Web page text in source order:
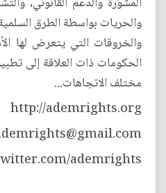
والحريات بواسطة الطرق
والخروقات التي يتعرض لها
الحكومات ذات العلاقة إلى
مختلف الاتجاهات...
http://ademrights.org
ademrights